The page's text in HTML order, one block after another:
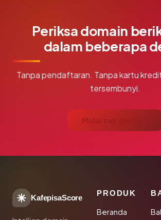
Periksa domain
dalam beberapa
Tanpa pendaftaran. Tanpa kartu
tersembunyi.
Mulai cek gratis →
KafepisaScore
PRODUK
Beranda